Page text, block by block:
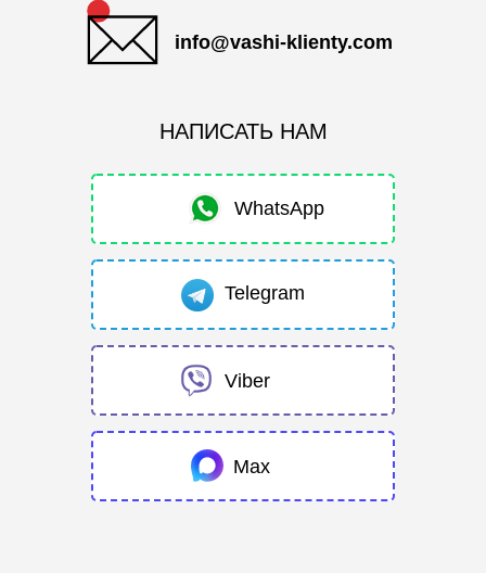
Max
info@vashi-klienty.com
НАПИСАТЬ НАМ
WhatsApp
Telegram
Viber